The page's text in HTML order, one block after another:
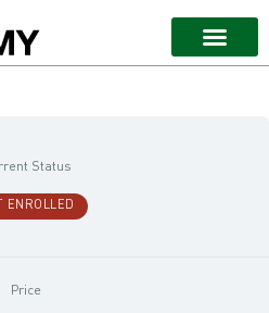
Status
ENROLLED
Price